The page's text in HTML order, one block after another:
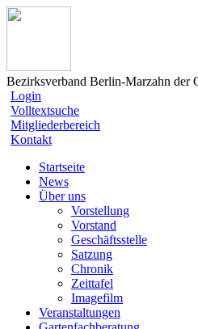
Bezirksverband Berlin-Marzahn der
Login
Volltextsuche
Mitgliederbereich
Kontakt
Startseite
News
Über uns
Vorstellung
Vorstand
Geschäftsstelle
Satzung
Chronik
Zeittafel
Imagefilm
Veranstaltungen